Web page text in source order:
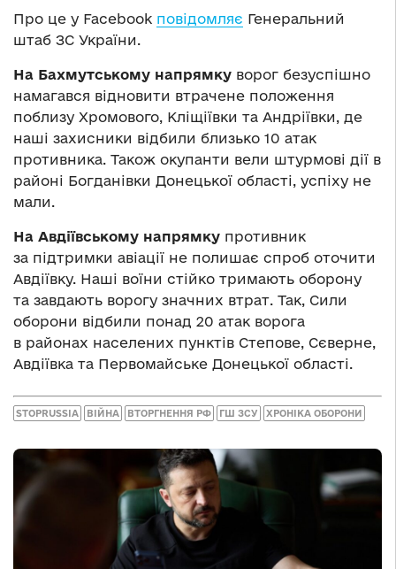
Про це у Facebook повідомляє Генеральний
штаб ЗС України.
На Бахмутському напрямку ворог безуспішно
намагався відновити втрачене положення
поблизу Хромового, Кліщіївки та Андріївки, де
наші захисники відбили близько 10 атак
противника. Також окупанти вели штурмові дії в
районі Богданівки Донецької області, успіху не
мали.
На Авдіївському напрямку противник
за підтримки авіації не полишає спроб оточити
Авдіївку. Наші воїни стійко тримають оборону
та завдають ворогу значних втрат. Так, Сили
оборони відбили понад 20 атак ворога
в районах населених пунктів Степове, Сєверне,
Авдіївка та Первомайське Донецької області.
STOPRUSSIA ВІЙНА ВТОРГНЕННЯ РФ ГШ ЗСУ ХРОНІКА ОБОРОНИ